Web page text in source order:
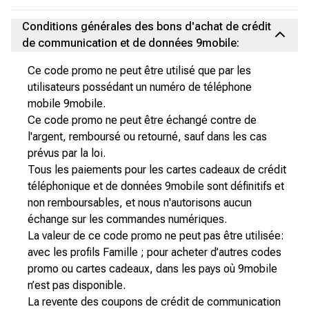
Conditions générales des bons d'achat de crédit
de communication et de données 9mobile:
Ce code promo ne peut être utilisé que par les
utilisateurs possédant un numéro de téléphone
mobile 9mobile.
Ce code promo ne peut être échangé contre de
l'argent, remboursé ou retourné, sauf dans les cas
prévus par la loi.
Tous les paiements pour les cartes cadeaux de crédit
téléphonique et de données 9mobile sont définitifs et
non remboursables, et nous n'autorisons aucun
échange sur les commandes numériques.
La valeur de ce code promo ne peut pas être utilisée:
avec les profils Famille ; pour acheter d’autres codes
promo ou cartes cadeaux, dans les pays où 9mobile
n’est pas disponible.
La revente des coupons de crédit de communication